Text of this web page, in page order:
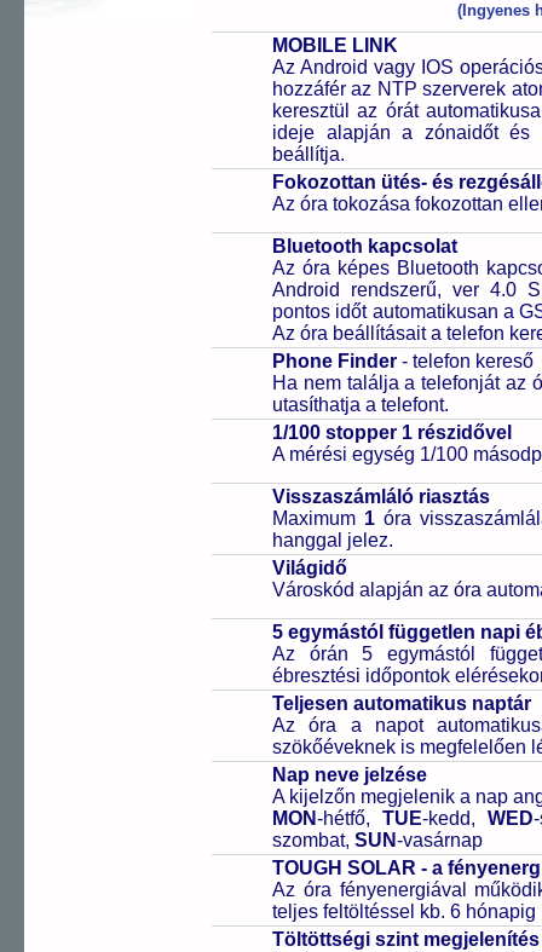
(Ingyenes
MOBILE LINK
Az Android vagy IOS
hozzáfér az NTP szerverek
keresztül az órát
ideje alapján a zónaidőt és
beállítja.
Fokozottan ütés- és
Az óra tokozása fokozottan
Bluetooth kapcsolat
Az óra képes Bluetooth
Android rendszerű, ver 4.0
pontos időt automatikusan a
Az óra beállításait a telefon
Phone Finder - telefon kereső
Ha nem találja a telefonját az
utasíthatja a telefont.
1/100 stopper 1 részidővel
A mérési egység 1/100
Visszaszámláló riasztás
Maximum 1 óra
hanggal jelez.
Világidő
Városkód alapján az óra
5 egymástól független napi
Az órán 5 egymástól
ébresztési időpontok
Teljesen automatikus naptár
Az óra a napot
szökőéveknek is megfelelően
Nap neve jelzése
A kijelzőn megjelenik a nap
MON-hétfő, TUE-kedd, WED
szombat, SUN-vasárnap
TOUGH SOLAR - a
Az óra fényenergiával
teljes feltöltéssel kb. 6
Töltöttségi szint megjelenítés